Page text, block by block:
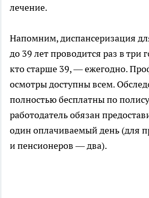
лечение.
Напомним, диспансеризация
до 39 лет проводится раз в три
кто старше 39, — ежегодно.
осмотры доступны всем.
полностью бесплатны по
работодатель обязан
один оплачиваемый день (для
и пенсионеров — два).